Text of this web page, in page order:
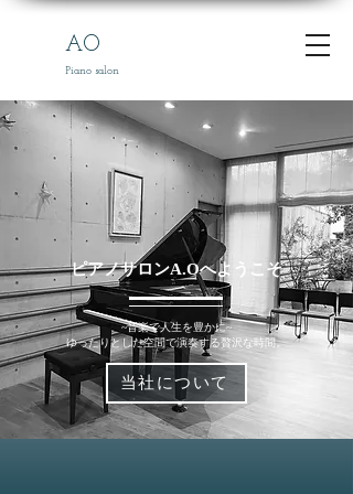
AO
Piano salon
​ピアノサロンA.Oへようこそ
~音楽で人生を豊かに~
ゆったりとした空間で演奏する贅沢な時間。
当社について